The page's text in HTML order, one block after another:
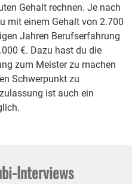
Gehalt rechnen. Je nach
mit einem Gehalt von 2.700
Jahren Berufserfahrung
€. Dazu hast du die
zum Meister zu machen
Schwerpunkt zu
ist auch ein
Interviews